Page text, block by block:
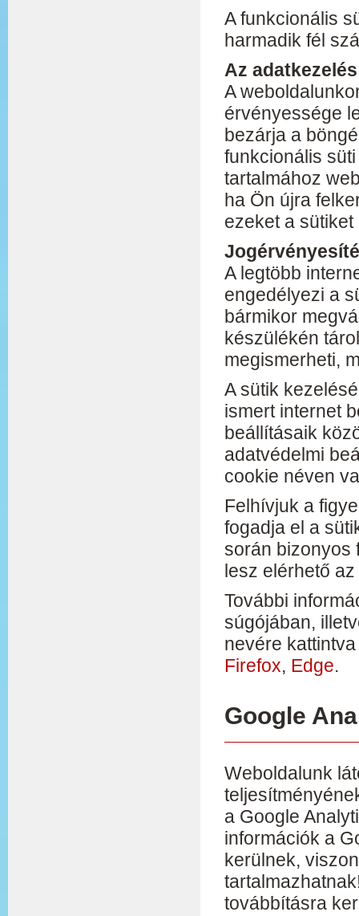
A funkcionális
harmadik fél
Az
A
érvényessége
bezárja a
funkcionális
tartalmához
ha Ön újra
ezeket a
A legtöbb
engedélyezi a
bármikor
készülékén
megismerheti,
A sütik
ismert internet
beállításaik
adatvédelmi
cookie néven
Felhívjuk a
fogadja el a
során bizonyos
lesz elérhető
További
súgójában,
nevére
Firefox, Edge.
Google
Weboldalunk
a Google
információk a
kerülnek,
továbbításra